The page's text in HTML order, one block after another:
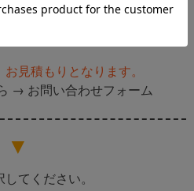
確認！
＋?＋?
＋?
＋?
必ずご確認くださ
円(税込)
見積もりとなります。
→ お問い合わせフォーム
▼
てください。